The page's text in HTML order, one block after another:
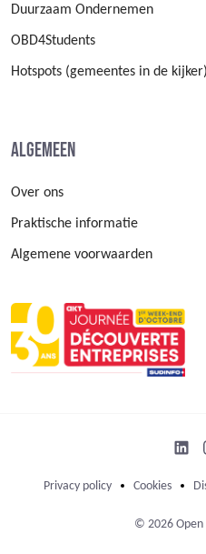
Duurzaam Ondernemen
OBD4Students
Hotspots (gemeentes in de kijker)
Algemeen
Over ons
Praktische informatie
Algemene voorwaarden
Privacy policy Cookies
© 2026 Open